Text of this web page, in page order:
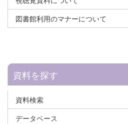
図書館利用のマナーについて
資料を探す
資料検索
データベース